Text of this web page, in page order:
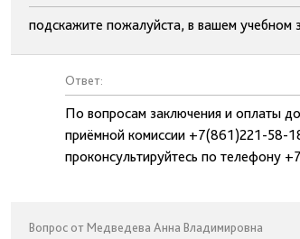
подскажите пожалуйста, в вашем учебном
Ответ:
По вопросам заключения и оплаты
приёмной комиссии +7(861)221-58-
проконсультируйтесь по телефону
Вопрос от Медведева Анна Владимировна